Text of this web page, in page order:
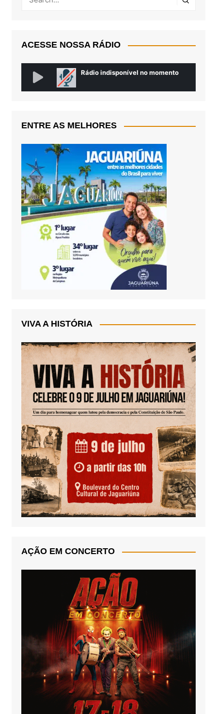
ACESSE NOSSA RÁDIO
ENTRE AS MELHORES
VIVA A HISTÓRIA
AÇÃO EM CONCERTO